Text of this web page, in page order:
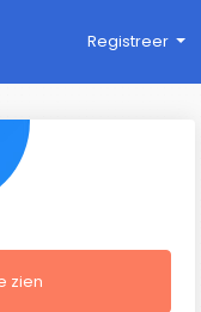
Registreer
zien